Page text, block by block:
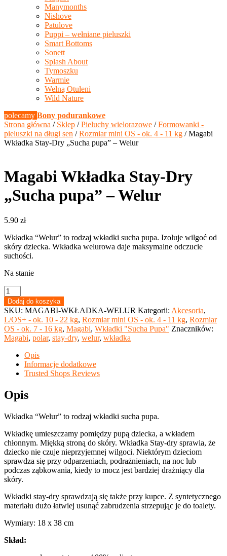
Manymonths
Nishove
Patulove
Puppi – wełniane pieluszki
Smart Bottoms
Sonett
Splash About
Tymoszku
Warmie
Wełną Otuleni
Wild Nature
polecamy Bony podurankowe
Strona główna / Sklep /Pieluchy wielorazowe /Formowanki -
pieluszki na długi sen /Rozmiar mini OS - ok. 4 - 11 kg / Magabi
Wkładka Stay-Dry „Sucha pupa” – Welur
Magabi Wkładka Stay-Dry
„Sucha pupa” – Welur
5.90 zł
Wkładka “Welur” to rodzaj wkładki sucha pupa. Izoluje wilgoć od
skóry dziecka. Wkładka welurowa daje maksymalne odczucie
suchości.
Na stanie
ilość
Magabi
Wkładka
Stay-
Dry
"Sucha
pupa"
Welur
Dodaj do koszyka
SKU: MAGABI-WKŁADKA-WELUR Kategorii: Akcesoria,
L/OS+ - ok. 10 - 22 kg, Rozmiar mini OS - ok. 4 - 11 kg, Rozmiar
OS - ok. 7 - 16 kg, Magabi, Wkładki "Sucha Pupa" Znaczników:
Magabi, polar, stay-dry, welur, wkładka
Opis
Informacje dodatkowe
Trusted Shops Reviews
Opis
Wkładka “Welur” to rodzaj wkładki sucha pupa.
Wkładkę umieszczamy pomiędzy pupą dziecka, a wkładem
chłonnym. Miękką stroną do skóry. Wkładka Stay-dry sprawia, że
dziecko nie czuje nieprzyjemnej wilgoci. Niektórym dzieciom
sprawdza się przy odparzeniach, podrażnieniach, na noc lub
podczas ząbkowania, kiedy to mocz jest bardziej drażniący dla
skóry.
Wkładki stay-dry sprawdzają się także przy kupce. Z syntetycznego
materiału dużo łatwiej usunąć zabrudzenia strzepując je do toalety.
Wymiary: 18 x 38 cm
Skład: